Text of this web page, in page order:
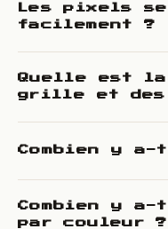
Les pixels
facilement ?
Quelle est
grille et des
Combien y
Combien y
par couleur ?